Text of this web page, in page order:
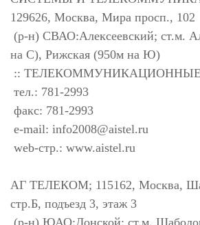
129626, Москва, Мира просп., 102
(р-н) СВАО:Алексеевский; ст.м.
на С), Рижская (950м на Ю)
::
тел.: 781-2993
факс: 781-2993
e-mail: info2008@aistel.ru
web-стр.: www.aistel.ru
АГ ТЕЛЕКОМ; 115162, Москва,
стр.Б, подъезд 3, этаж 3
(р-н) ЮАО:Донской; ст.м.